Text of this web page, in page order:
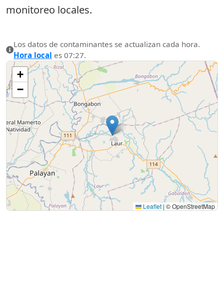
monitoreo locales.
Los datos de contaminantes se actualizan cada hora.
Hora local es 07:27.
+
−
Leaflet | © OpenStreetMap